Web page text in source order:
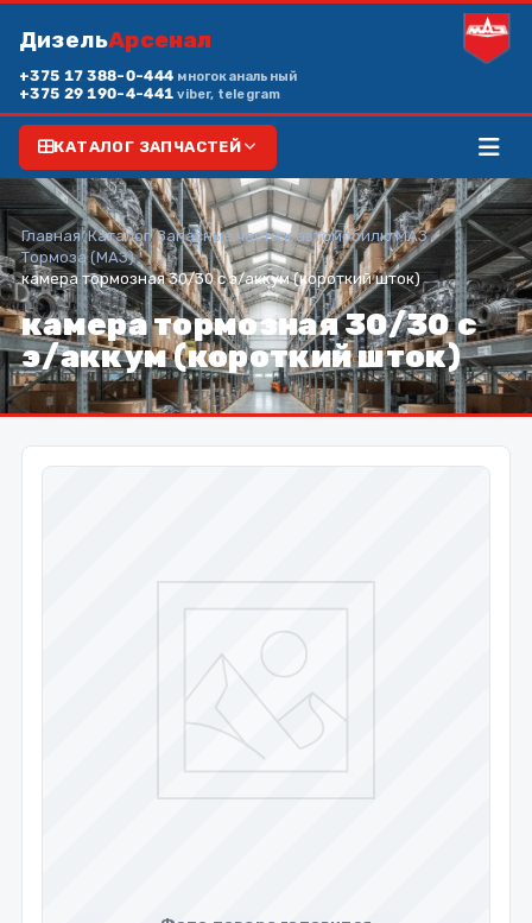
ДизельАрсенал
+375 17 388-0-444 многоканальный
+375 29 190-4-441viber, telegram
КАТАЛОГ ЗАПЧАСТЕЙ
Главная/Каталог/Запасные части к автомобилю МАЗ/
Тормоза (МАЗ)/
камера тормозная 30/30 с э/аккум (короткий шток)
камера тормозная 30/30 с
э/аккум (короткий шток)